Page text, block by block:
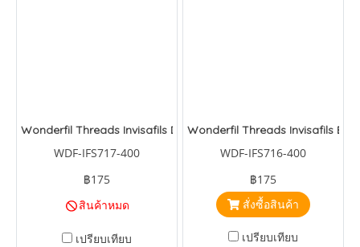
Wonderfil Threads Invisafils Dusty Rose
WDF-IFS717-400
฿175
สินค้าหมด
เปรียบเทียบ
Wonderfil Threads Invisafils
WDF-IFS716-400
฿175
สั่งซื้อสินค้า
เปรียบเทียบ